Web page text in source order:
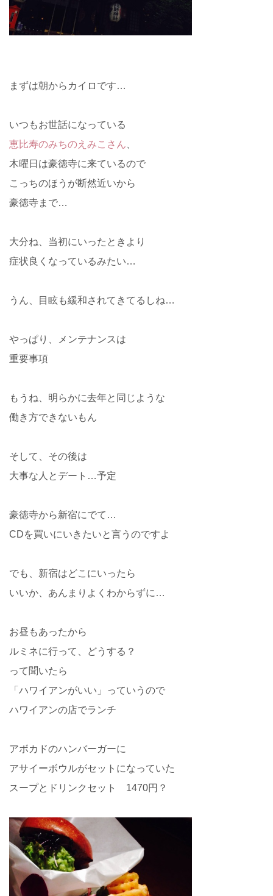
まずは朝からカイロです…
いつもお世話になっている
恵比寿のみちのえみこさん
木曜日は豪徳寺に来ているので
こっちのほうが断然近いから
豪徳寺まで…
大分ね、当初にいったときより
症状良くなっているみたい…
うん、目眩も緩和されてきてるしね…
やっぱり、メンテナンスは
重要事項
もうね、明らかに去年と同じような
働き方できないもん
そして、その後は
大事な人とデート…予定
豪徳寺から新宿にでて…
CDを買いにいきたいと言うのですよ
でも、新宿はどこにいったら
いいか、あんまりよくわからずに…
お昼もあったから
ルミネに行って、どうする？
って聞いたら
「ハワイアンがいい」っていうので
ハワイアンの店でランチ
アボカドのハンバーガーに
アサイーボウルがセットになっていた
スープとドリンクセット 1470円？